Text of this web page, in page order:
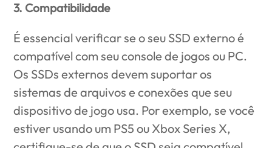
3. Compatibilidade
É essencial verificar se o seu SSD externo é
compatível com seu console de jogos ou PC.
Os SSDs externos devem suportar os
sistemas de arquivos e conexões que seu
dispositivo de jogo usa. Por exemplo, se você
estiver usando um PS5 ou Xbox Series X,